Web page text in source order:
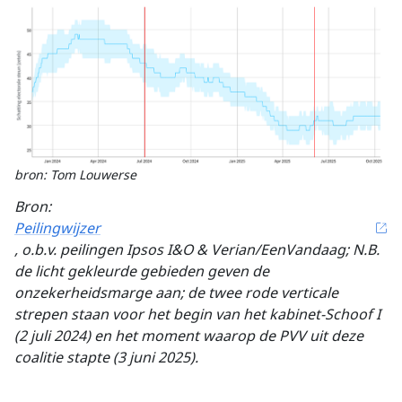
bron: Tom Louwerse
Bron:
Peilingwijzer
, o.b.v. peilingen Ipsos I&O & Verian/EenVandaag; N.B.
de licht gekleurde gebieden geven de
onzekerheidsmarge aan; de twee rode verticale
strepen staan voor het begin van het kabinet-Schoof I
(2 juli 2024) en het moment waarop de PVV uit deze
coalitie stapte (3 juni 2025).